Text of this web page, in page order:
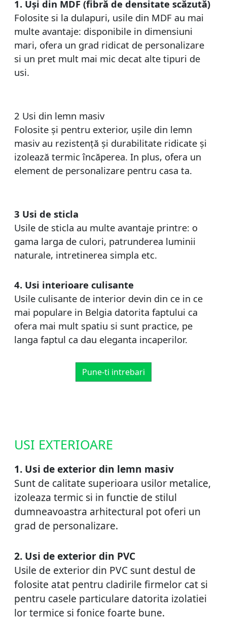
1. Uși din MDF (fibră de densitate scăzută)
Folosite si la dulapuri, usile din MDF au mai
multe avantaje: disponibile in dimensiuni
mari, ofera un grad ridicat de personalizare
si un pret mult mai mic decat alte tipuri de
usi.
2 Usi din lemn masiv
Folosite și pentru exterior, ușile din lemn
masiv au rezistență și durabilitate ridicate și
izolează termic încăperea. In plus, ofera un
element de personalizare pentru casa ta.
3 Usi de sticla
Usile de sticla au multe avantaje printre: o
gama larga de culori, patrunderea luminii
naturale, intretinerea simpla etc.
4. Usi interioare culisante
Usile culisante de interior devin din ce in ce
mai populare in Belgia datorita faptului ca
ofera mai mult spatiu si sunt practice, pe
langa faptul ca dau eleganta incaperilor.
Pune-ti intrebari
USI EXTERIOARE
1. Usi de exterior din lemn masiv
Sunt de calitate superioara usilor metalice,
izoleaza termic si in functie de stilul
dumneavoastra arhitectural pot oferi un
grad de personalizare.
2. Usi de exterior din PVC
Usile de exterior din PVC sunt destul de
folosite atat pentru cladirile firmelor cat si
pentru casele particulare datorita izolatiei
lor termice si fonice foarte bune.